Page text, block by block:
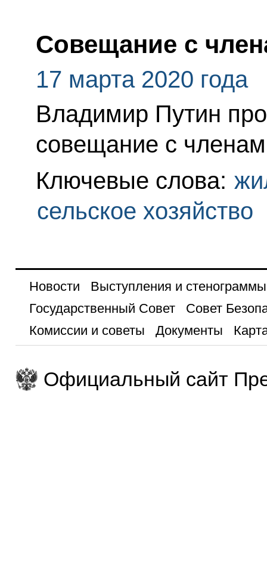
Совещание с
17 марта 2020 года
Владимир Путин
совещание с
Ключевые слова:
сельское хозяйство
Новости
Выступления и стенограммы
Государственный Совет
Совет
Комиссии и советы
Документы
Официальный сайт